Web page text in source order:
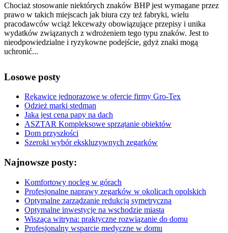
Chociaż stosowanie niektórych znaków BHP jest wymagane przez
prawo w takich miejscach jak biura czy też fabryki, wielu
pracodawców wciąż lekceważy obowiązujące przepisy i unika
wydatków związanych z wdrożeniem tego typu znaków. Jest to
nieodpowiedzialne i ryzykowne podejście, gdyż znaki mogą
uchronić...
Losowe posty
Rękawice jednorazowe w ofercie firmy Gro-Tex
Odzież marki stedman
Jaka jest cena papy na dach
ASZTAR Kompleksowe sprzątanie obiektów
Dom przyszłości
Szeroki wybór ekskluzywnych zegarków
Najnowsze posty:
Komfortowy nocleg w górach
Profesjonalne naprawy zegarków w okolicach opolskich
Optymalne zarządzanie redukcją symetryczną
Optymalne inwestycje na wschodzie miasta
Wisząca witryna: praktyczne rozwiązanie do domu
Profesjonalny wsparcie medyczne w domu